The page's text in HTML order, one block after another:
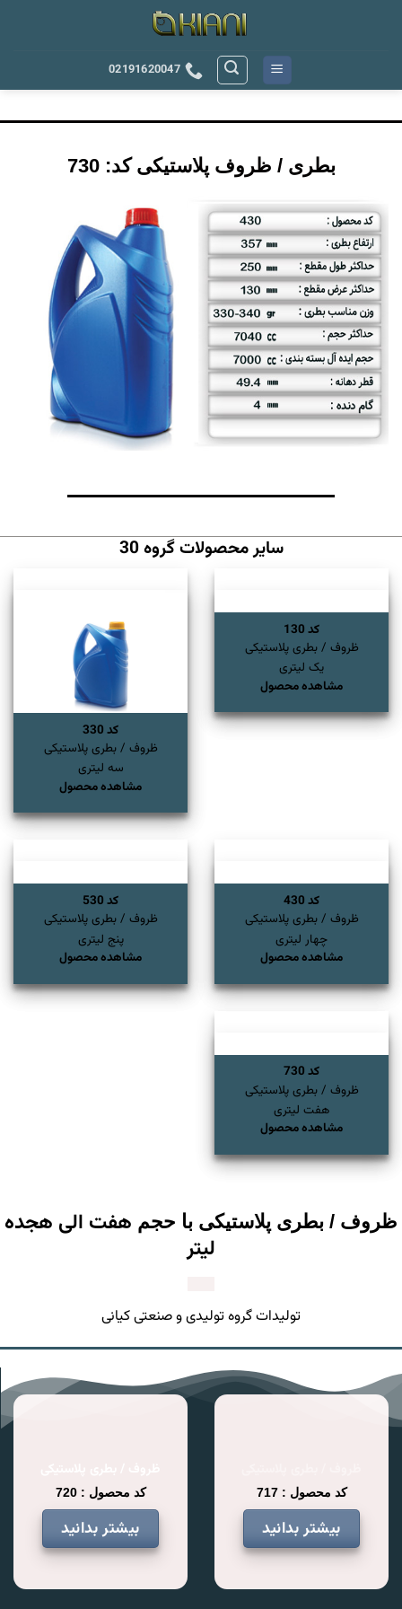
02191620047
بطری / ظروف پلاستیکی کد: 730
سایر محصولات گروه 30
کد 130
ظروف / بطری پلاستیکی
یک لیتری
مشاهده محصول
کد 330
ظروف / بطری پلاستیکی
سه لیتری
مشاهده محصول
کد 430
ظروف / بطری پلاستیکی
چهار لیتری
مشاهده محصول
کد 530
ظروف / بطری پلاستیکی
پنج لیتری
مشاهده محصول
کد 730
ظروف / بطری پلاستیکی
هفت لیتری
مشاهده محصول
ظروف / بطری پلاستیکی با حجم هفت الی هجده
لیتر
تولیدات گروه تولیدی و صنعتی کیانی
کد محصول : 717
بیشتر بدانید
کد محصول : 720
بیشتر بدانید